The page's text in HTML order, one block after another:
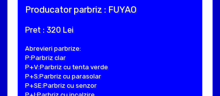
Producator parbriz : FUYAO
Pret : 320 Lei
Abrevieri parbrize:
P:Parbriz clar
P+V:Parbriz cu tenta verde
P+S:Parbriz cu parasolar
P+SE:Parbriz cu senzor